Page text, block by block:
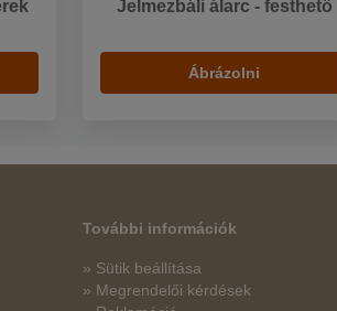
Jelmezbáli álarc - festhető
Ábrázolni
További információk
» Sütik beállítása
» Megrendelői kérdések